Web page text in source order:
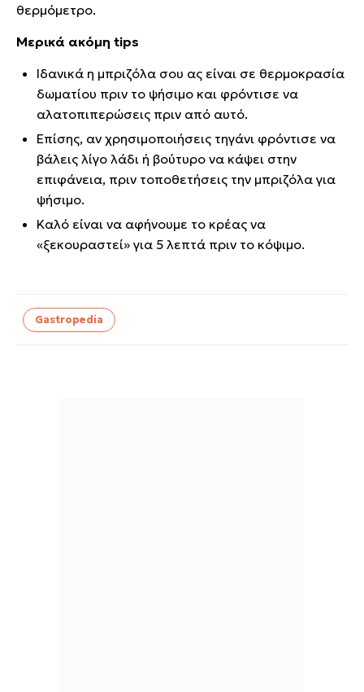
θερμόμετρο.
Μερικά ακόμη tips
Ιδανικά η μπριζόλα σου ας είναι σε θερμοκρασία
δωματίου πριν το ψήσιμο και φρόντισε να
αλατοπιπερώσεις πριν από αυτό.
Επίσης, αν χρησιμοποιήσεις τηγάνι φρόντισε να
βάλεις λίγο λάδι ή βούτυρο να κάψει στην
επιφάνεια, πριν τοποθετήσεις την μπριζόλα για
ψήσιμο.
Καλό είναι να αφήνουμε το κρέας να
«ξεκουραστεί» για 5 λεπτά πριν το κόψιμο.
Gastropedia